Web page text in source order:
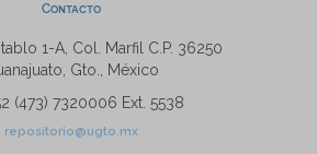
Contacto
1-A, Col. Marfil C.P. 36250
Gto., México
(473) 7320006 Ext. 5538
repositorio@ugto.mx